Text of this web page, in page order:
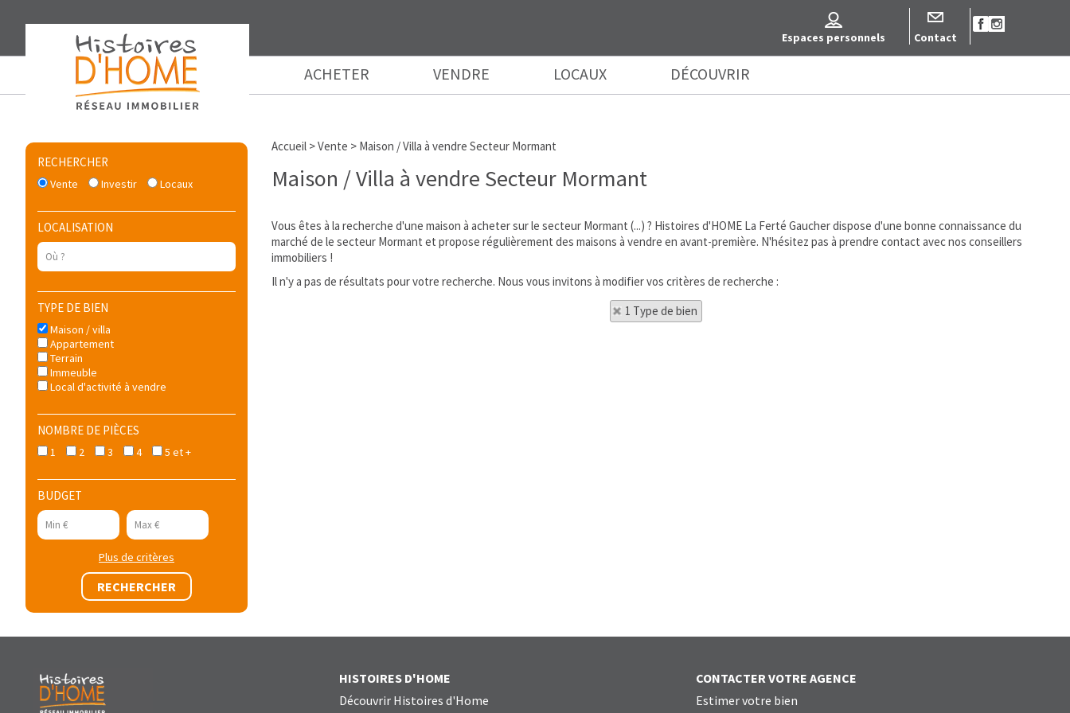
Contact
Espaces personnels
ACHETER VENDRE LOCAUX DÉCOUVRIR
RECHERCHER
Vente Investir Locaux
LOCALISATION
TYPE DE BIEN
Maison / villa
Appartement
Terrain
Immeuble
Local d'activité à vendre
NOMBRE DE PIÈCES
1 2 3 4 5 et +
BUDGET
Plus de critères
Accueil >Vente > Maison / Villa à vendre Secteur Mormant
Maison / Villa à vendre Secteur Mormant
Vous êtes à la recherche d'une maison à acheter sur le secteur Mormant (...) ? Histoires d'HOME La Ferté Gaucher dispose d'une bonne connaissance du
marché de le secteur Mormant et propose régulièrement des maisons à vendre en avant-première. N'hésitez pas à prendre contact avec nos conseillers
immobiliers !
Il n'y a pas de résultats pour votre recherche. Nous vous invitons à modifier vos critères de recherche :
1 Type de bien
HISTOIRES D'HOME
Découvrir Histoires d'Home
CONTACTER VOTRE AGENCE
Estimer votre bien